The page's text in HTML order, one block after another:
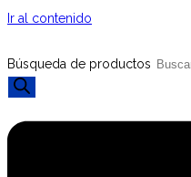
Ir al contenido
Búsqueda de productos